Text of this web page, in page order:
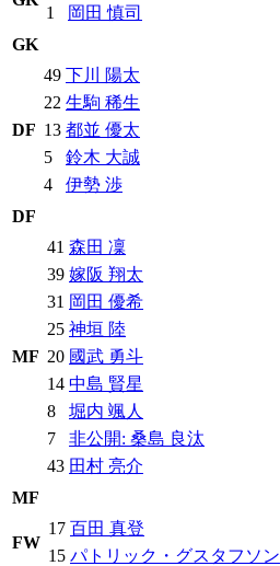
1
岡田 慎司
GK
DF
49 下川 陽太
22 生駒 稀生
13 都並 優太
5
鈴木 大誠
4
伊勢 渉
DF
MF
41 森田 凜
39 嫁阪 翔太
31 岡田 優希
25 神垣 陸
20 國武 勇斗
14 中島 賢星
8
堀内 颯人
7
非公開: 桑島 良汰
43 田村 亮介
MF
FW
17 百田 真登
15 パトリック・グスタフソン